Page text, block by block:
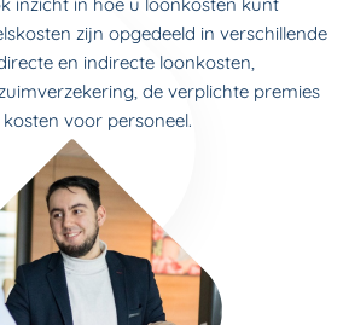
zijn opgedeeld in verschillende
en indirecte loonkosten,
de verplichte premies
voor personeel.